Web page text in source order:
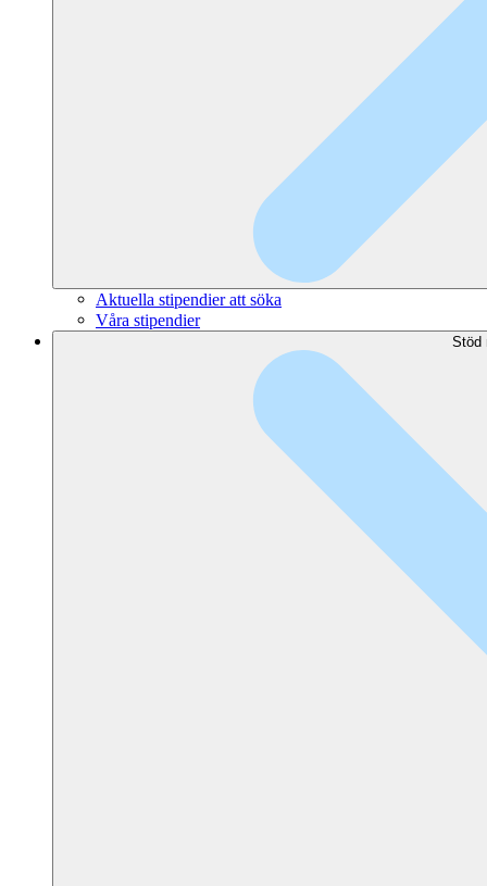
Aktuella stipendier att söka
Våra stipendier
Stöd